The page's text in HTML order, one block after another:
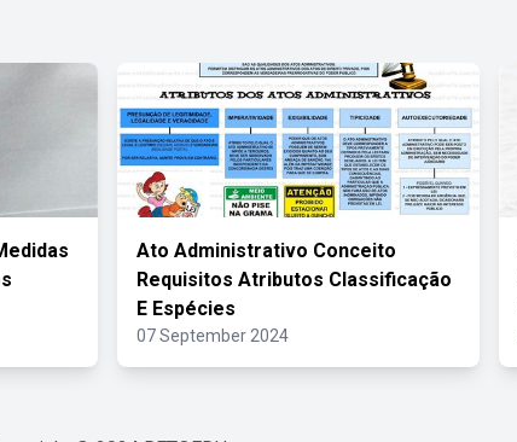
Ato Administrativo Conceito
Requisitos Atributos Classificação
E Espécies
07 September 2024